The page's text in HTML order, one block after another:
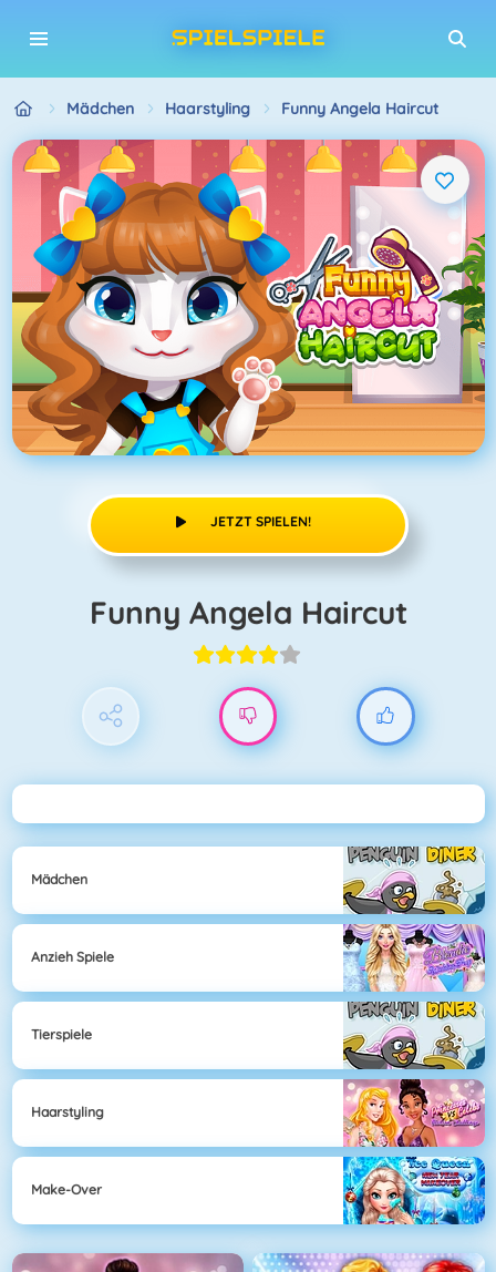
Mädchen Haarstyling Funny Angela Haircut
JETZT SPIELEN!
Funny Angela Haircut
Mädchen
Anzieh Spiele
Tierspiele
Haarstyling
Make-Over